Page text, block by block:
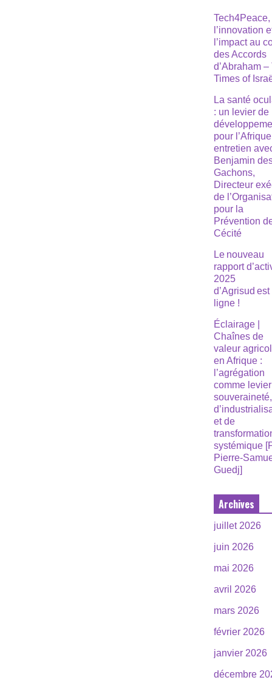
Tech4Peace,
l’innovation
l’impact au
des Accords
d’Abraham –
Times of
La santé
: un levier de
pour
entretien
Benjamin
Gachons,
Directeur
de
pour la
Prévention
Cécité
Le nouveau
rapport
2025
d’Agrisud
ligne !
Éclairage |
Chaînes de
valeur
en Afrique :
l’agrégation
comme
souveraineté,
et de
systémique
Pierre-
Guedj]
Archives
juillet 2026
juin 2026
mai 2026
avril 2026
mars 2026
février 2026
janvier 2026
décembre